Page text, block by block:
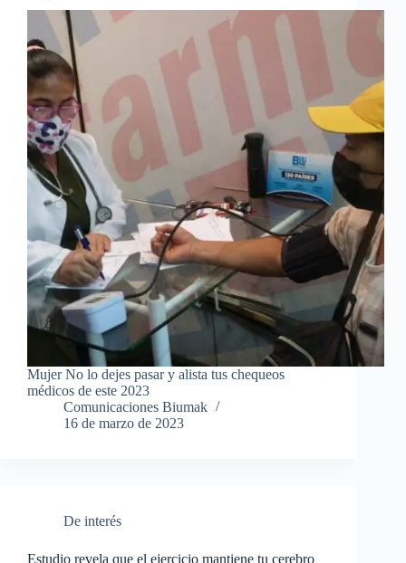
Mujer No lo dejes pasar y alista tus chequeos
médicos de este 2023
Comunicaciones Biumak
16 de marzo de 2023
De interés
Estudio revela que el ejercicio mantiene tu cerebro